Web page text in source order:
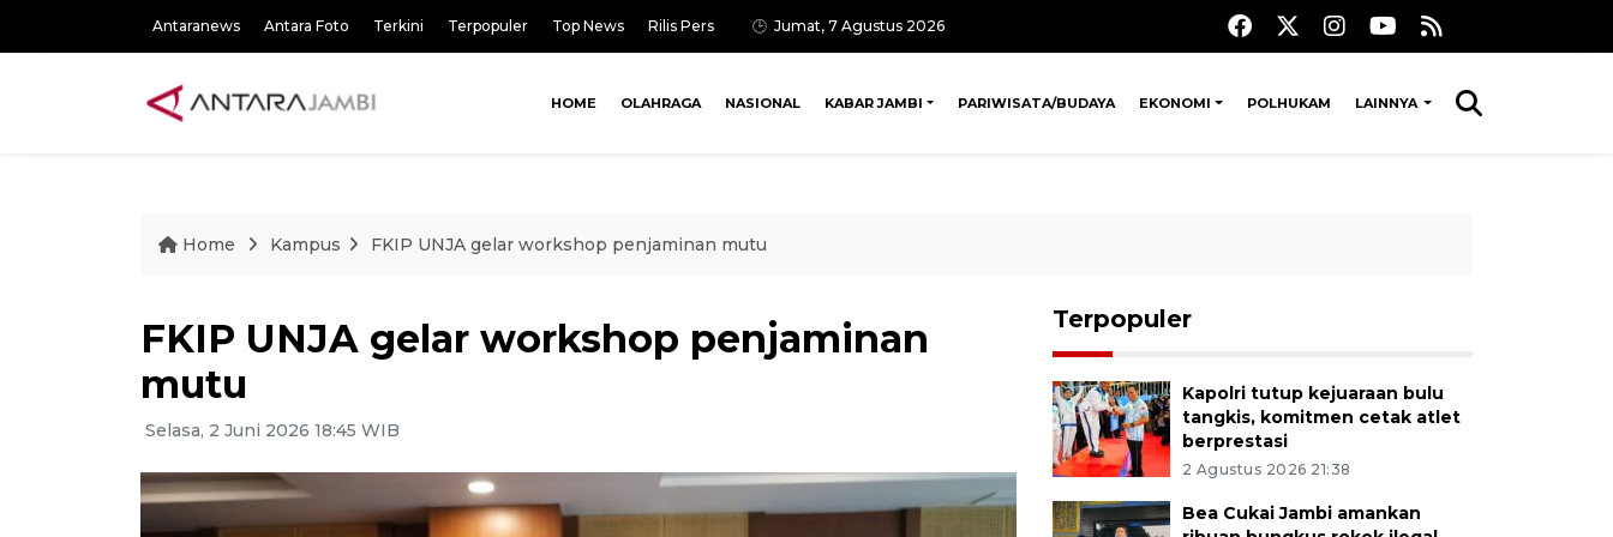
Antaranews Antara Foto Terkini Terpopuler Top News Rilis Pers Jumat, 7 Agustus 2026
HOME OLAHRAGA NASIONAL KABAR JAMBI PARIWISATA/BUDAYA EKONOMI POLHUKAM LAINNYA
Home Kampus FKIP UNJA gelar workshop penjaminan mutu
FKIP UNJA gelar workshop penjaminan
mutu
Selasa, 2 Juni 2026 18:45 WIB
Terpopuler
Kapolri tutup kejuaraan bulu
tangkis, komitmen cetak atlet
berprestasi
2 Agustus 2026 21:38
Bea Cukai Jambi amankan